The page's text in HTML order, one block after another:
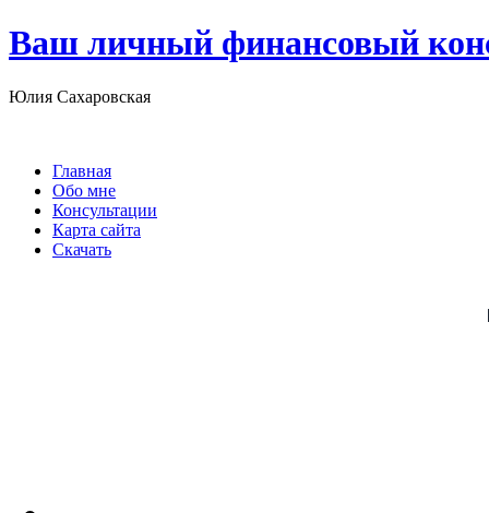
Ваш личный финансовый
Юлия Сахаровская
Главная
Обо мне
Консультации
Карта сайта
Скачать